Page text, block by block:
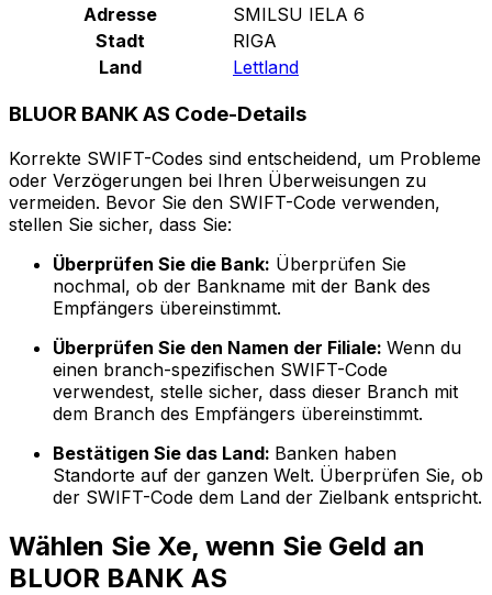
Adresse
SMILSU IELA 6
Stadt
RIGA
Land
Lettland
BLUOR BANK AS Code-Details
Korrekte SWIFT-Codes sind entscheidend, um Probleme
oder Verzögerungen bei Ihren Überweisungen zu
vermeiden. Bevor Sie den SWIFT-Code verwenden,
stellen Sie sicher, dass Sie:
Überprüfen Sie die Bank: Überprüfen Sie
nochmal, ob der Bankname mit der Bank des
Empfängers übereinstimmt.
Überprüfen Sie den Namen der Filiale: Wenn du
einen branch-spezifischen SWIFT-Code
verwendest, stelle sicher, dass dieser Branch mit
dem Branch des Empfängers übereinstimmt.
Bestätigen Sie das Land: Banken haben
Standorte auf der ganzen Welt. Überprüfen Sie, ob
der SWIFT-Code dem Land der Zielbank entspricht.
Wählen Sie Xe, wenn Sie Geld an
BLUOR BANK AS